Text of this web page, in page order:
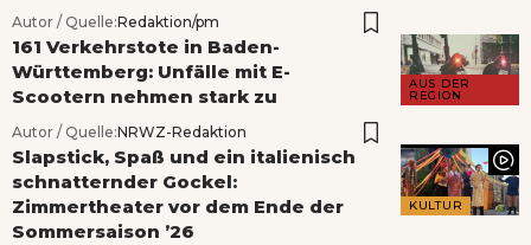
Autor / Quelle:Redaktion/pm
AUS DER
REGION
161 Verkehrstote in Baden-
Württemberg: Unfälle mit E-
Scootern nehmen stark zu
Autor / Quelle:NRWZ-Redaktion
KULTUR
Slapstick, Spaß und ein italienisch
schnatternder Gockel:
Zimmertheater vor dem Ende der
Sommersaison ’26